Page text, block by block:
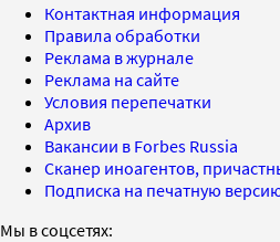
Контактная информация
Правила обработки
Реклама в журнале
Реклама на сайте
Условия перепечатки
Архив
Вакансии в Forbes Russia
Сканер иноагентов,
Подписка на печатную
Мы в соцсетях: